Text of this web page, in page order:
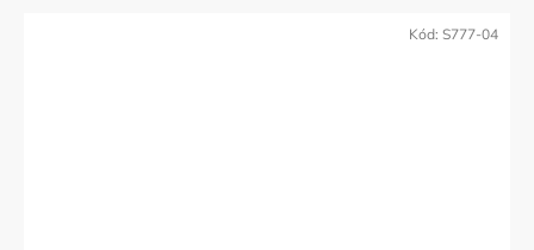
Kód: S777-04